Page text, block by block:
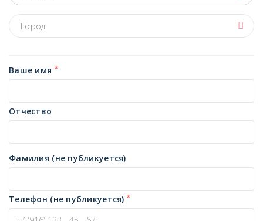
Город
Ваше имя *
Отчество
Фамилия (не публикуется)
Телефон (не публикуется) *